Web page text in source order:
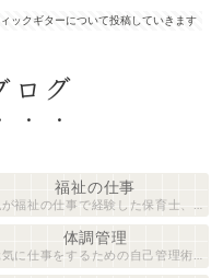
ックギターについて投稿していきます
ログ
福祉の仕事
祉の仕事で経験した保育士、障がい者生活支援員について紹介します。
体調管理
に仕事をするための自己管理術について説明します。